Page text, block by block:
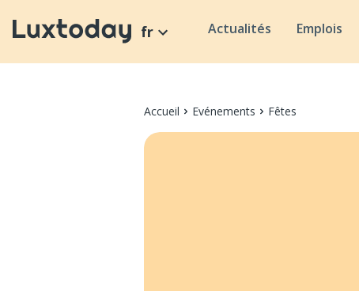
fr Actualités Emplois
Accueil Evénements Fêtes